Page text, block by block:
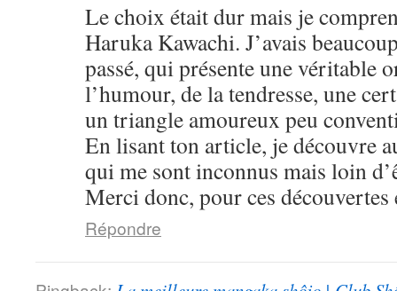
Le choix était dur mais je
Haruka Kawachi. J’avais
passé, qui présente une véritable
l’humour, de la tendresse, une
un triangle amoureux peu
En lisant ton article, je découvre
qui me sont inconnus mais loin
Merci donc, pour ces
Répondre